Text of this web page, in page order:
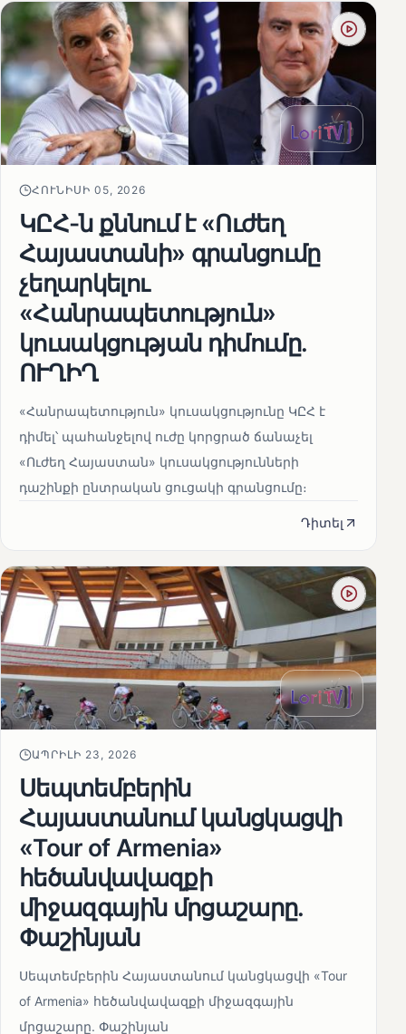
ՀՈՒՆԻՍԻ 05, 2026
ԿԸՀ-ն քննում է «Ուժեղ
Հայաստանի» գրանցումը
չեղարկելու
«Հանրապետություն»
կուսակցության դիմումը.
ՈՒՂԻՂ
«Հանրապետություն» կուսակցությունը ԿԸՀ է
դիմել՝ պահանջելով ուժը կորցրած ճանաչել
«Ուժեղ Հայաստան» կուսակցությունների
դաշինքի ընտրական ցուցակի գրանցումը։
Դիտել
ԱՊՐԻԼԻ 23, 2026
Սեպտեմբերին
Հայաստանում կանցկացվի
«Tour of Armenia»
հեծանվավազքի
միջազգային մրցաշարը.
Փաշինյան
Սեպտեմբերին Հայաստանում կանցկացվի «Tour
of Armenia» հեծանվավազքի միջազգային
մրցաշարը. Փաշինյան